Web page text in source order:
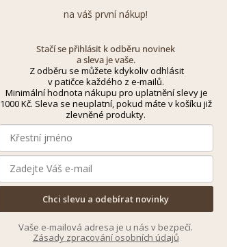
na váš první nákup!
Stačí se přihlásit k odběru novinek
a sleva je vaše.
Z odběru se můžete kdykoliv odhlásit
v patičce každého z e-mailů.
Minimální hodnota nákupu pro uplatnění slevy je
1000 Kč. Sleva se neuplatní, pokud máte v košíku již
zlevněné produkty.
Chci slevu a odebírat novinky
Vaše e-mailová adresa je u nás v bezpečí.
Zásady zpracování osobních údajů